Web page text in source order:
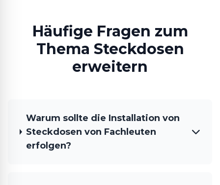
Häufige Fragen zum
Thema Steckdosen
erweitern
Warum sollte die Installation von
Steckdosen von Fachleuten
erfolgen?